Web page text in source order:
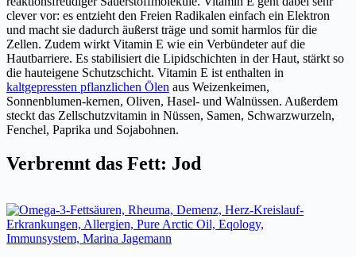
clever vor: es entzieht den Freien Radikalen einfach ein Elektron
und macht sie dadurch äußerst träge und somit harmlos für die
Zellen. Zudem wirkt Vitamin E wie ein Verbündeter auf die
Hautbarriere. Es stabilisiert die Lipidschichten in der Haut, stärkt so
die hauteigene Schutzschicht. Vitamin E ist enthalten in
kaltgepressten pflanzlichen Ölen aus Weizenkeimen,
Sonnenblumen-kernen, Oliven, Hasel- und Walnüssen. Außerdem
steckt das Zellschutzvitamin in Nüssen, Samen, Schwarzwurzeln,
Fenchel, Paprika und Sojabohnen.
Verbrennt das Fett: Jod